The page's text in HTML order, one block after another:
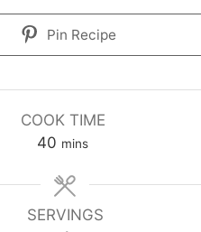
Pin Recipe
COOK TIME
40 minutes
mins
SERVINGS